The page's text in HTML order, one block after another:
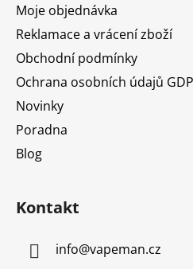
Moje objednávka
Reklamace a vrácení zboží
Obchodní podmínky
Ochrana osobních údajů
Novinky
Poradna
Blog
Kontakt
info@vapeman.cz